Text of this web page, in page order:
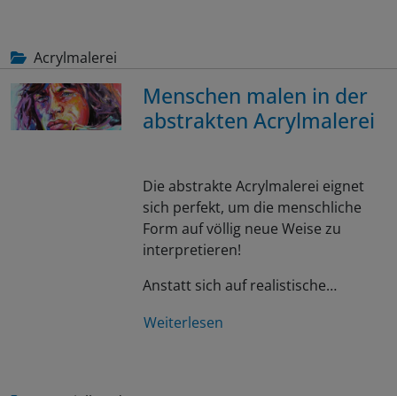
Acrylmalerei
Menschen malen in der
abstrakten Acrylmalerei
Die abstrakte Acrylmalerei eignet
sich perfekt, um die menschliche
Form auf völlig neue Weise zu
interpretieren!
Anstatt sich auf realistische…
Weiterlesen